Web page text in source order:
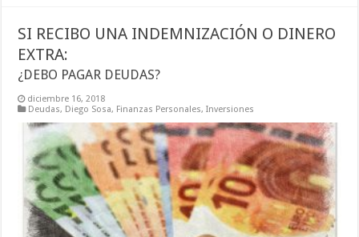
SI RECIBO UNA INDEMNIZACIÓN O DINERO
EXTRA:
¿DEBO PAGAR DEUDAS?
diciembre 16, 2018
Deudas, Diego Sosa, Finanzas Personales,Inversiones